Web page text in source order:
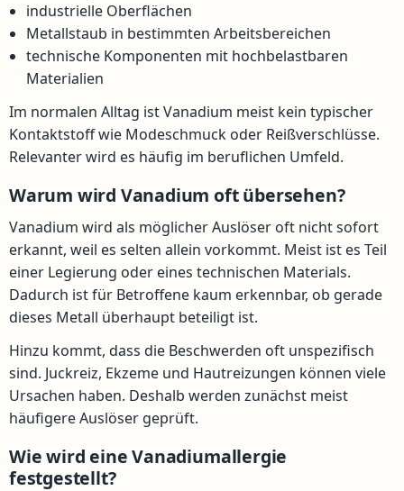
industrielle Oberflächen
Metallstaub in bestimmten Arbeitsbereichen
technische Komponenten mit hochbelastbaren
Materialien
Im normalen Alltag ist Vanadium meist kein typischer
Kontaktstoff wie Modeschmuck oder Reißverschlüsse.
Relevanter wird es häufig im beruflichen Umfeld.
Warum wird Vanadium oft übersehen?
Vanadium wird als möglicher Auslöser oft nicht sofort
erkannt, weil es selten allein vorkommt. Meist ist es Teil
einer Legierung oder eines technischen Materials.
Dadurch ist für Betroffene kaum erkennbar, ob gerade
dieses Metall überhaupt beteiligt ist.
Hinzu kommt, dass die Beschwerden oft unspezifisch
sind. Juckreiz, Ekzeme und Hautreizungen können viele
Ursachen haben. Deshalb werden zunächst meist
häufigere Auslöser geprüft.
Wie wird eine Vanadiumallergie
festgestellt?